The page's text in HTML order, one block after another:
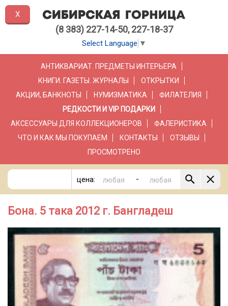
(8 383) 227-14-50, 227-18-37
Select Language ▼
АНТИКВАРИАТ. ПРЕДМЕТЫ ИНТЕРЬЕРА
КНИГИ. ГАЗЕТЫ. ЖУРНАЛЫ
ОТКРЫТКИ
АКЦИИ, БАНКНОТЫ
НУМИЗМАТИКА
ФИЛАТЕЛИЯ
РЕДКОСТИ И VIP ПОДАРКИ
АКСЕССУАРЫ ДЛЯ КОЛЛЕКЦИОНЕРОВ
ФАЛЕРИСТИКА
ЧТО И КАК МЫ ПОКУПАЕМ
КОНТАКТЫ
ОТЗЫВЫ
ПРОСМОТРЕНО
цена: -
Бона. 5 така 2012 г. Бангладеш
X